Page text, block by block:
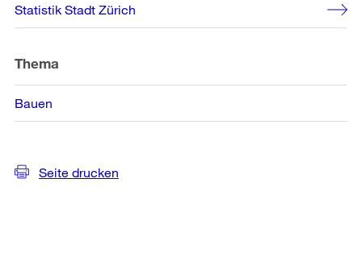
Statistik Stadt Zürich
Thema
Bauen
Seite drucken